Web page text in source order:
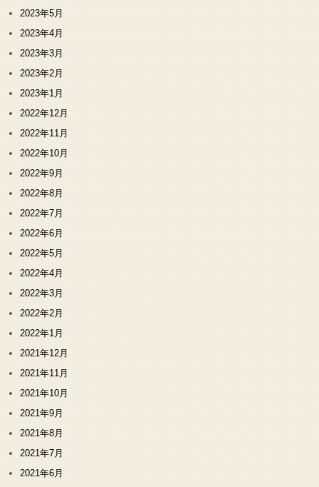
2023年5月
2023年4月
2023年3月
2023年2月
2023年1月
2022年12月
2022年11月
2022年10月
2022年9月
2022年8月
2022年7月
2022年6月
2022年5月
2022年4月
2022年3月
2022年2月
2022年1月
2021年12月
2021年11月
2021年10月
2021年9月
2021年8月
2021年7月
2021年6月